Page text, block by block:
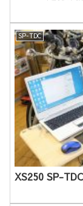
SP-TDC
XS250 SP-